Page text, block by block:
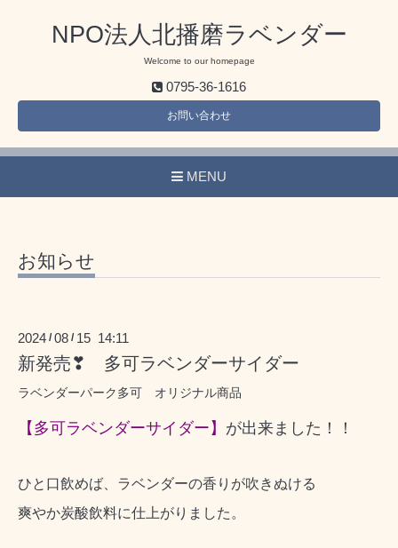
NPO法人北播磨ラベンダー
Welcome to our homepage
0795-36-1616
お問い合わせ
MENU
お知らせ
2024 /08 / 15 14:11
新発売❣ 多可ラベンダーサイダー
ラベンダーパーク多可 オリジナル商品
【多可ラベンダーサイダー】 が出来ました！！
ひと口飲めば、ラベンダーの香りが吹きぬける
爽やか炭酸飲料に仕上がりました。